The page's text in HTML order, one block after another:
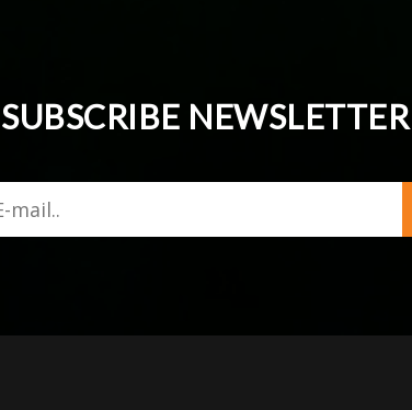
SUBSCRIBE NEWSLETTER